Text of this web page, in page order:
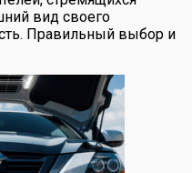
вид своего
Правильный выбор и